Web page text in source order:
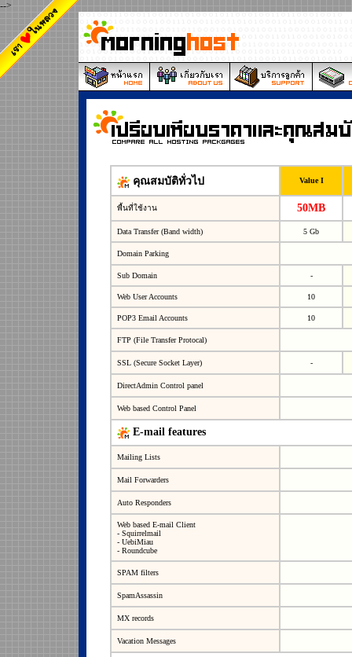
-->
คุณสมบัติทั่วไป Value I
พื้นที่ใช้งาน 50MB
Data Transfer (Band width) 5 Gb
Domain Parking
Sub Domain -
Web User Accounts 10
POP3 Email Accounts 10
FTP (File Transfer Protocal)
SSL (Secure Socket Layer) -
DirectAdmin Control panel
Web based Control Panel
E-mail features
Mailing Lists
Mail Forwarders
Auto Responders
Web based E-mail Client
- Squirrelmail
- UebiMiau
- Roundcube
SPAM filters
SpamAssassin
MX records
Vacation Messages